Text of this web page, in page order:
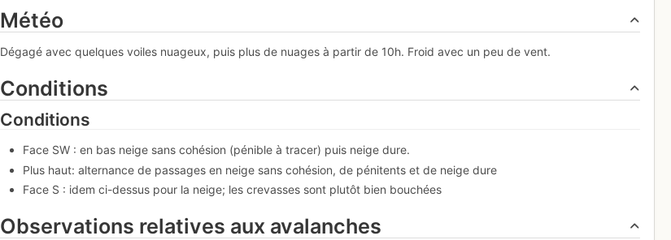
Météo
Dégagé avec quelques voiles nuageux, puis plus de nuages à partir de 10h. Froid avec un peu de vent.
Conditions
Conditions
Face SW : en bas neige sans cohésion (pénible à tracer) puis neige dure.
Plus haut: alternance de passages en neige sans cohésion, de pénitents et de neige dure
Face S : idem ci-dessus pour la neige; les crevasses sont plutôt bien bouchées
Observations relatives aux avalanches